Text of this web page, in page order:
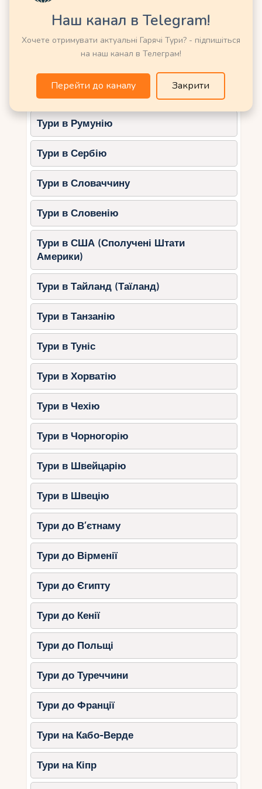
Крка:водоспади Скрадінскій Бук,
купання в озерах.
прогулянки вздовж солоних
Корисні поради для літнього
відпочинку з дітьми
Плануйте заздалегідь.Бронюйте
житло та екскурсії, особливо у
високий сезон.
Одягайтеся за погодою.
головні убори та сонцезахисні
окуляри обов’язкові.
Беріть все необхідне.Вода,
перекушування, аптечка,
сонцезахисний крем та іграшки для
пляжу.
Вибирайте пляжі з
інфраструктурою.
Душові, туалети
комфортним.
дня дитини та чергуйте активні та
спокійні заняття.
Розваги для дітей
Аквапарки:
Aquacolors (Пореч), Istralandia
(Новіград), Solaris Aquapark (Шибенік).
Морські прогулянки:
Човнові екскурсії на острови катання
на човнах з прозорим дном.
Природні активності:
Сноркелінг, спостереження за
тваринами, грати на пляжі.
Культурні екскурсії:
Історичні міста (Дубровник, Спліт,
Замки та старовинні фортеці.
Де зупинитись?
Valamar Parentino Hotel
(Поріч):сімейні номери, басейни,
дитяча анімація.
Amarin Family Hotel (Ровінь):ігрові
зони, клуби для дітей, зручний пляж.
Solaris Beach Resort
Тури в Німеччину
Тури в ОАЕ (Емірати)
Тури в Румунію
Тури в Сербію
Тури в Словаччину
Тури в Словенію
Тури в США (Сполучені Штати
Америки)
Тури в Тайланд (Таїланд)
Тури в Танзанію
Тури в Туніс
Тури в Хорватію
Тури в Чехію
Тури в Чорногорію
Тури в Швейцарію
Тури в Швецію
Тури до В’єтнаму
Тури до Вірменії
Тури до Єгипту
Тури до Кенії
Тури до Польщі
Тури до Туреччини
Тури до Франції
Тури на Кабо-Верде
Тури на Кіпр
Наш канал в Telegram!
Хочете отримувати актуальні Гарячі Тури? - підпишіться
на наш канал в Телеграм!
Перейти до каналу Закрити